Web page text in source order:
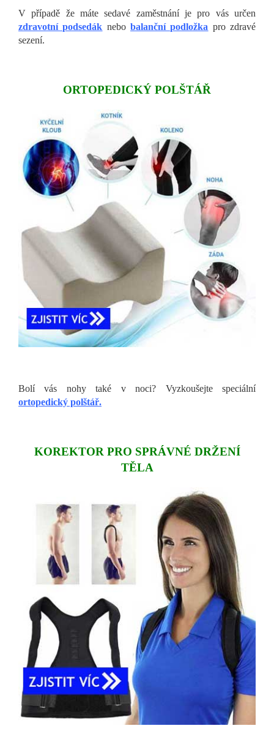
V případě že máte sedavé zaměstnání je pro vás určen
zdravotní podsedák nebobalanční podložka pro zdravé
sezení.
ORTOPEDICKÝ POLŠTÁŘ
Bolí vás nohy také v noci? Vyzkoušejte speciální
ortopedický polštář.
KOREKTOR PRO SPRÁVNÉ DRŽENÍ
TĚLA